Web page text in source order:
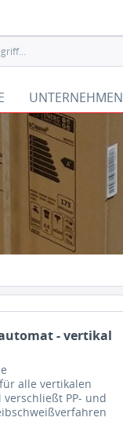
UNTERNEHMEN
- vertikal
alle vertikalen
verschließt PP- und